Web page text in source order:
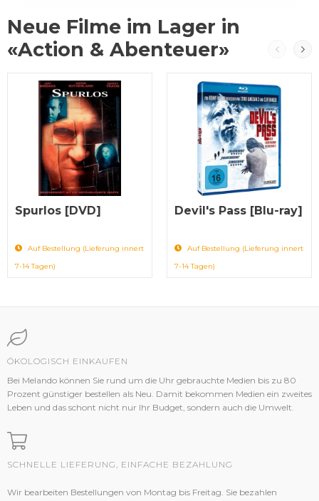
Neue Filme im Lager in
«Action & Abenteuer»
Spurlos [DVD]
Auf Bestellung (Lieferung innert
7-14 Tagen)
Devil's Pass [Blu-ray]
Auf Bestellung (Lieferung innert
7-14 Tagen)
ÖKOLOGISCH EINKAUFEN
Bei Melando können Sie rund um die Uhr gebrauchte Medien bis zu 80
Prozent günstiger bestellen als Neu. Damit bekommen Medien ein zweites
Leben und das schont nicht nur Ihr Budget, sondern auch die Umwelt.
SCHNELLE LIEFERUNG, EINFACHE BEZAHLUNG
Wir bearbeiten Bestellungen von Montag bis Freitag. Sie bezahlen